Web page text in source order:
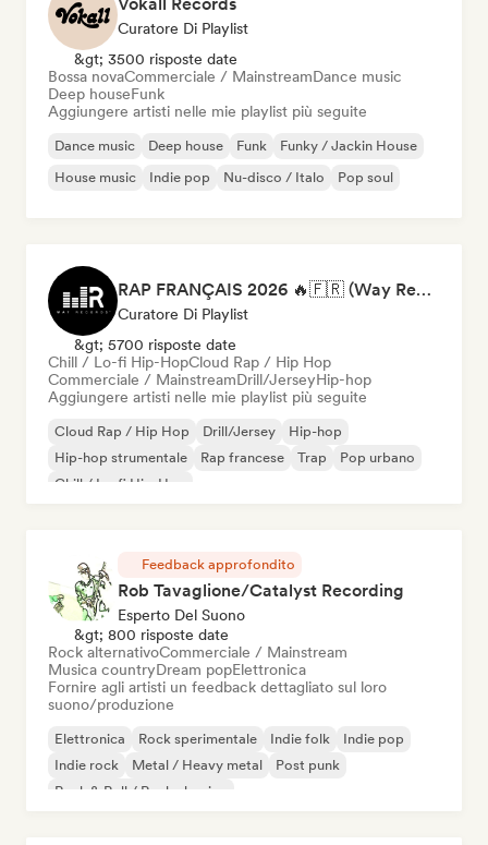
Curatore Di Playlist
&gt; 3500 risposte date
Bossa novaCommerciale / MainstreamDance music
Deep houseFunk
Aggiungere artisti nelle mie playlist più seguite
Dance music Deep house Funk
Funky / Jackin House
House music
Indie pop Nu-disco / Italo Pop soul
RAP FRANÇAIS 2026 🔥🇫🇷 (Way Records)
Curatore Di Playlist
&gt; 5700 risposte date
Chill / Lo-fi Hip-HopCloud Rap / Hip Hop
Commerciale / MainstreamDrill/JerseyHip-hop
Aggiungere artisti nelle mie playlist più seguite
Cloud Rap / Hip Hop Drill/Jersey
Hip-hop
Hip-hop strumentale
Rap francese Trap
Pop urbano
Chill / Lo-fi Hip-Hop
Feedback approfondito
Rob Tavaglione/Catalyst Recording
Esperto Del Suono
&gt; 800 risposte date
Rock alternativoCommerciale / Mainstream
Musica countryDream popElettronica
Fornire agli artisti un feedback dettagliato sul loro
suono/produzione
Elettronica Rock sperimentale Indie folk
Indie pop
Indie rock
Metal / Heavy metal
Post punk
Rock & Roll / Rock classico